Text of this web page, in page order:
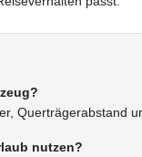
Querträgerabstand
nutzen?